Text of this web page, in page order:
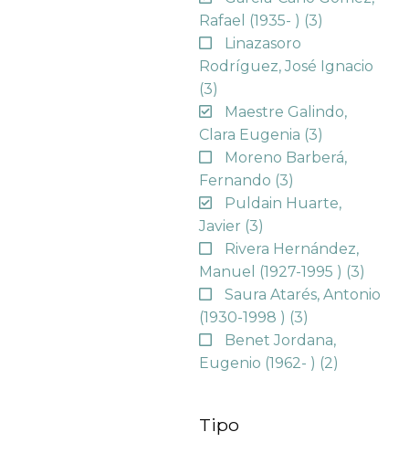
Rafael (1935- ) (3)
Linazasoro
Rodríguez, José Ignacio
(3)
Maestre Galindo,
Clara Eugenia (3)
Moreno Barberá,
Fernando (3)
Puldain Huarte,
Javier (3)
Rivera Hernández,
Manuel (1927-1995 ) (3)
Saura Atarés, Antonio
(1930-1998 ) (3)
Benet Jordana,
Eugenio (1962- ) (2)
Tipo